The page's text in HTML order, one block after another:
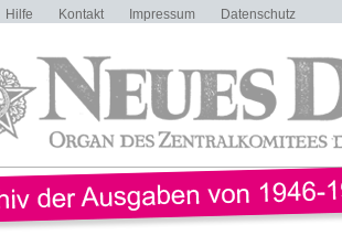
Hilfe Kontakt Impressum Datenschutz